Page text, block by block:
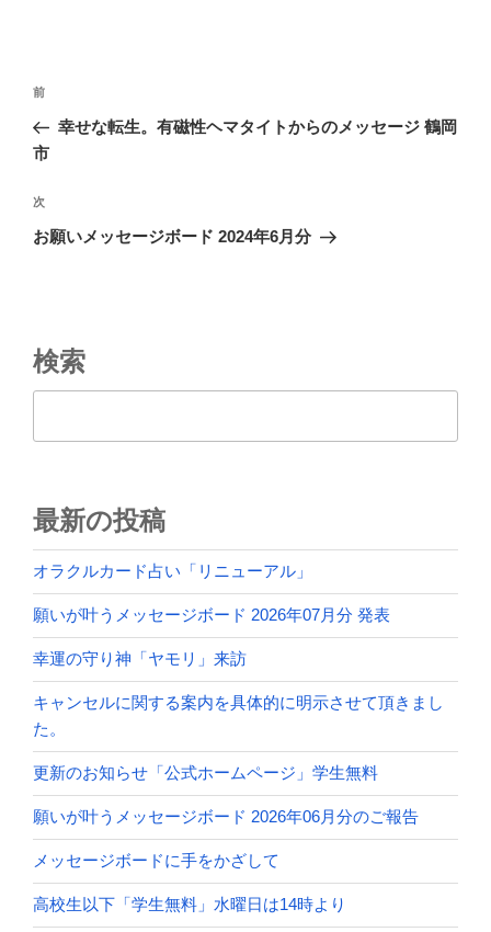
投
ナ
ゲ
ー
前
の
投
前
幸せな転生。有磁性ヘマタイトからのメッセージ 鶴岡
市
次
の
次
お願いメッセージボード 2024年6月分
検索
最新の投稿
オラクルカード占い「リニューアル」
願いが叶うメッセージボード 2026年07月分 発表
幸運の守り神「ヤモリ」来訪
キャンセルに関する案内を具体的に明示させて頂きまし
た。
更新のお知らせ「公式ホームページ」学生無料
願いが叶うメッセージボード 2026年06月分のご報告
メッセージボードに手をかざして
高校生以下「学生無料」水曜日は14時より